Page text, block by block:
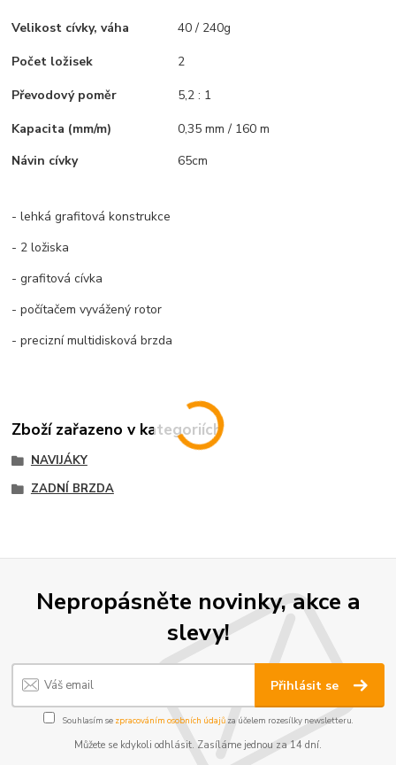
Velikost cívky, váha
40 / 240g
Počet ložisek
2
Převodový poměr
5,2 : 1
Kapacita (mm/m)
0,35 mm / 160 m
Návin cívky
65cm
- lehká grafitová konstrukce
- 2 ložiska
- grafitová cívka
- počítačem vyvážený rotor
- precizní multidisková brzda
Zboží zařazeno v kategoriích
NAVIJÁKY
ZADNÍ BRZDA
Nepropásněte novinky, akce a
slevy!
Přihlásit se
Souhlasím se zpracováním osobních údajůza účelem rozesílky newsletteru.
Můžete se kdykoli odhlásit. Zasíláme jednou za 14 dní.